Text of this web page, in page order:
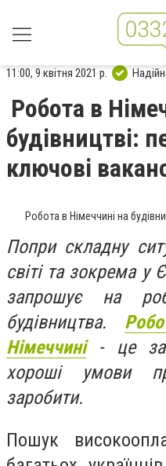
11:00, 9 квітня 2021 р.
Робота в
будівництві:
ключові
Робота в Німеччині на
Попри складну
світі та зокрема у
запрошує на
будівництва.
Німеччині- це
хороші умови
заробити.
Пошук